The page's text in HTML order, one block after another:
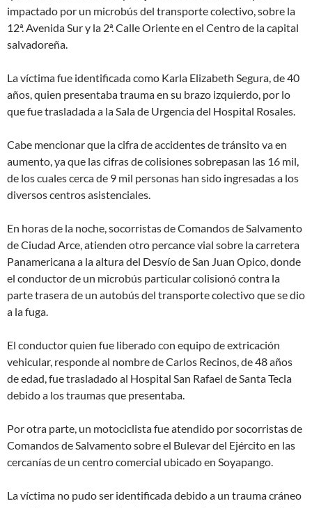
impactado por un microbús del transporte colectivo, sobre la
12ª. Avenida Sur y la 2ª. Calle Oriente en el Centro de la capital
salvadoreña.
La víctima fue identificada como Karla Elizabeth Segura, de 40
años, quien presentaba trauma en su brazo izquierdo, por lo
que fue trasladada a la Sala de Urgencia del Hospital Rosales.
Cabe mencionar que la cifra de accidentes de tránsito va en
aumento, ya que las cifras de colisiones sobrepasan las 16 mil,
de los cuales cerca de 9 mil personas han sido ingresadas a los
diversos centros asistenciales.
En horas de la noche, socorristas de Comandos de Salvamento
de Ciudad Arce, atienden otro percance vial sobre la carretera
Panamericana a la altura del Desvío de San Juan Opico, donde
el conductor de un microbús particular colisionó contra la
parte trasera de un autobús del transporte colectivo que se dio
a la fuga.
El conductor quien fue liberado con equipo de extricación
vehicular, responde al nombre de Carlos Recinos, de 48 años
de edad, fue trasladado al Hospital San Rafael de Santa Tecla
debido a los traumas que presentaba.
Por otra parte, un motociclista fue atendido por socorristas de
Comandos de Salvamento sobre el Bulevar del Ejército en las
cercanías de un centro comercial ubicado en Soyapango.
La víctima no pudo ser identificada debido a un trauma cráneo